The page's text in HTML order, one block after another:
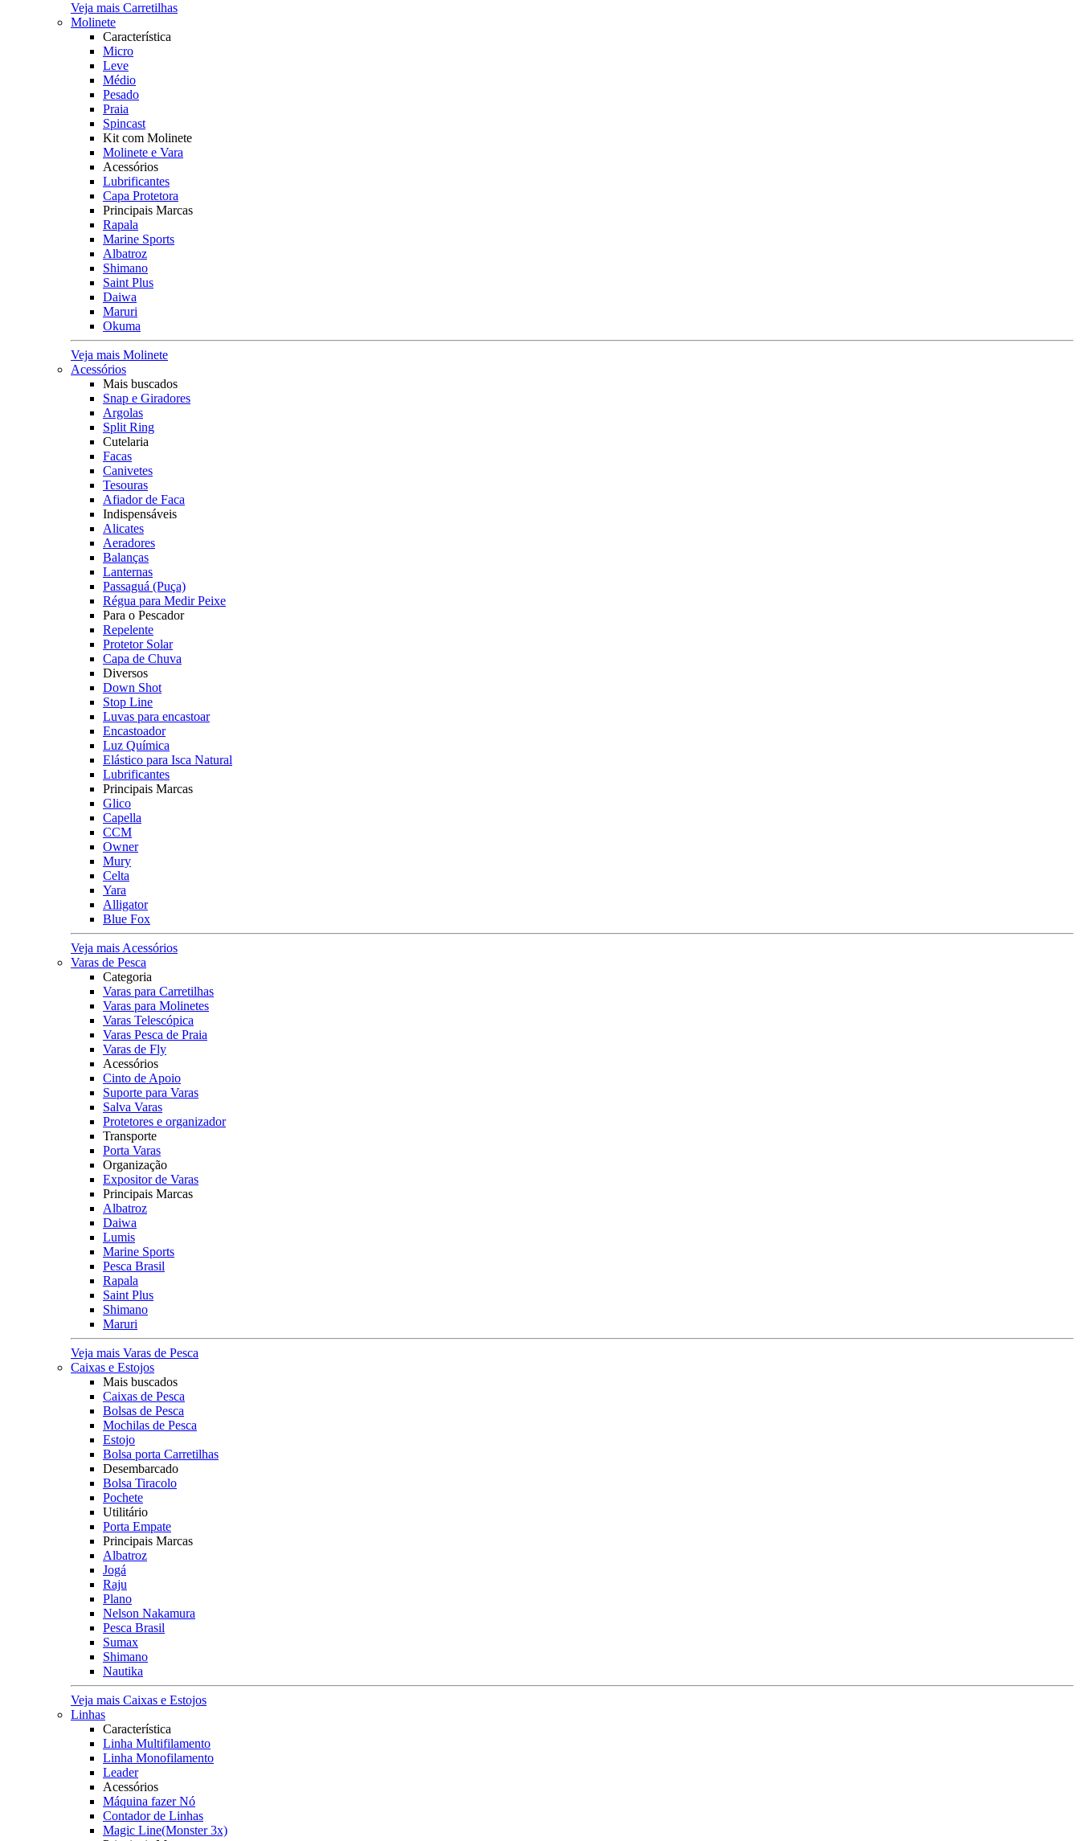
Veja mais Carretilhas
Molinete
Característica
Micro
Leve
Médio
Pesado
Praia
Spincast
Kit com Molinete
Molinete e Vara
Acessórios
Lubrificantes
Capa Protetora
Principais Marcas
Rapala
Marine Sports
Albatroz
Shimano
Saint Plus
Daiwa
Maruri
Okuma
Veja mais Molinete
Acessórios
Mais buscados
Snap e Giradores
Argolas
Split Ring
Cutelaria
Facas
Canivetes
Tesouras
Afiador de Faca
Indispensáveis
Alicates
Aeradores
Balanças
Lanternas
Passaguá (Puça)
Régua para Medir Peixe
Para o Pescador
Repelente
Protetor Solar
Capa de Chuva
Diversos
Down Shot
Stop Line
Luvas para encastoar
Encastoador
Luz Química
Elástico para Isca Natural
Lubrificantes
Principais Marcas
Glico
Capella
CCM
Owner
Mury
Celta
Yara
Alligator
Blue Fox
Veja mais Acessórios
Varas de Pesca
Categoria
Varas para Carretilhas
Varas para Molinetes
Varas Telescópica
Varas Pesca de Praia
Varas de Fly
Acessórios
Cinto de Apoio
Suporte para Varas
Salva Varas
Protetores e organizador
Transporte
Porta Varas
Organização
Expositor de Varas
Principais Marcas
Albatroz
Daiwa
Lumis
Marine Sports
Pesca Brasil
Rapala
Saint Plus
Shimano
Maruri
Veja mais Varas de Pesca
Caixas e Estojos
Mais buscados
Caixas de Pesca
Bolsas de Pesca
Mochilas de Pesca
Estojo
Bolsa porta Carretilhas
Desembarcado
Bolsa Tiracolo
Pochete
Utilitário
Porta Empate
Principais Marcas
Albatroz
Jogá
Raju
Plano
Nelson Nakamura
Pesca Brasil
Sumax
Shimano
Nautika
Veja mais Caixas e Estojos
Linhas
Característica
Linha Multifilamento
Linha Monofilamento
Leader
Acessórios
Máquina fazer Nó
Contador de Linhas
Magic Line(Monster 3x)